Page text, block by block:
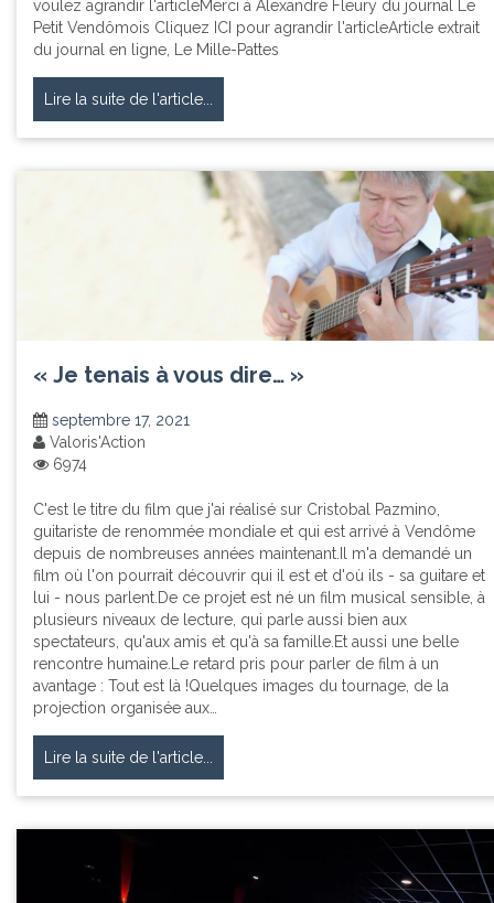
voulez agrandir l'articleMerci à Alexandre Fleury du journal Le
Petit Vendômois Cliquez ICI pour agrandir l'articleArticle extrait
du journal en ligne, Le Mille-Pattes
Lire la suite de l'article...
« Je tenais à vous dire… »
septembre 17, 2021
Valoris'Action
6974
C'est le titre du film que j'ai réalisé sur Cristobal Pazmino,
guitariste de renommée mondiale et qui est arrivé à Vendôme
depuis de nombreuses années maintenant.Il m'a demandé un
film où l'on pourrait découvrir qui il est et d'où ils - sa guitare et
lui - nous parlent.De ce projet est né un film musical sensible, à
plusieurs niveaux de lecture, qui parle aussi bien aux
spectateurs, qu'aux amis et qu'à sa famille.Et aussi une belle
rencontre humaine.Le retard pris pour parler de film à un
avantage : Tout est là !Quelques images du tournage, de la
projection organisée aux…
Lire la suite de l'article...